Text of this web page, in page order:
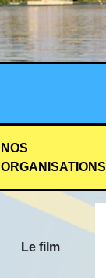
NOS
ORGANISATIONS
Le film